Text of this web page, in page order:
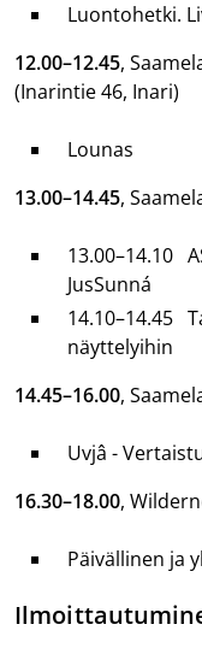
Luontohetki.
12.00–12.45,
(Inarintie 46, Inari)
Lounas
13.00–14.45,
13.00–14.10
JusSunná
14.10–14.45
näyttelyihin
14.45–16.00,
Uvjâ -
16.30–18.00,
Päivällinen ja